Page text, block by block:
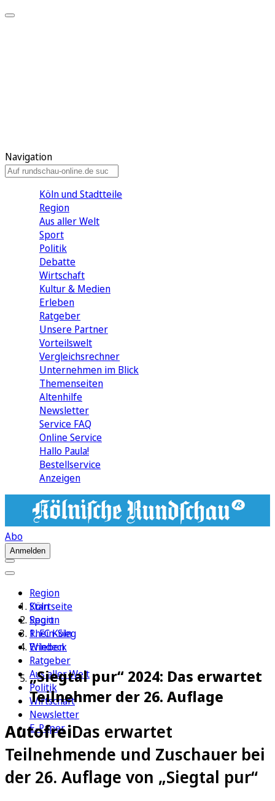
Navigation
Köln und Stadtteile
Region
Aus aller Welt
Sport
Politik
Debatte
Wirtschaft
Kultur & Medien
Erleben
Ratgeber
Unsere Partner
Vorteilswelt
Vergleichsrechner
Unternehmen im Blick
Themenseiten
Altenhilfe
Newsletter
Service FAQ
Online Service
Hallo Paula!
Bestellservice
Anzeigen
Abo
Anmelden
Region
Köln
Sport
1. FC Köln
Erleben
Ratgeber
Aus aller Welt
Politik
Wirtschaft
Newsletter
E-Paper
Startseite
Region
Rhein-Sieg
Windeck
„Siegtal pur“ 2024: Das erwartet
Teilnehmer der 26. Auflage
AutofreiDas erwartet
Teilnehmende und Zuschauer bei
der 26. Auflage von „Siegtal pur“